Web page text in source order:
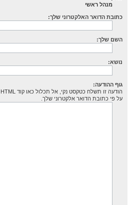
מנהל ראשי
כתובת הדואר האלקטרוני שלך:
השם שלך:
נושא:
גוף ההודעה:
על פי כתובת הדואר אלקטרוני שלך.